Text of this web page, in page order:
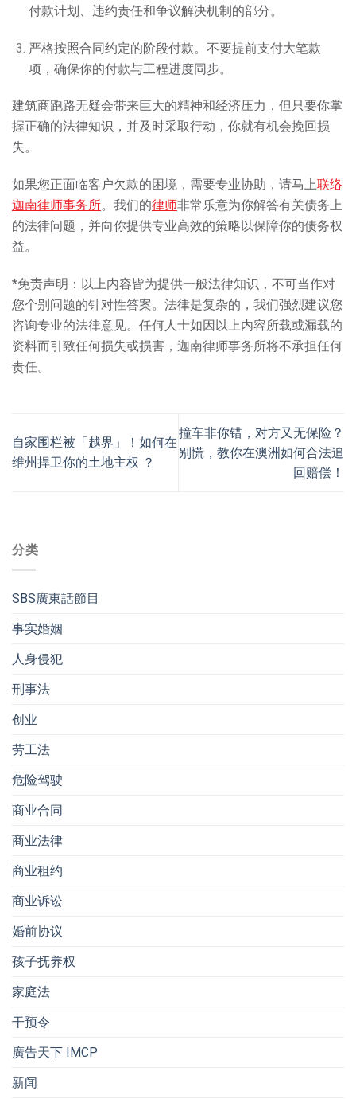
付款计划、违约责任和争议解决机制的部分。
严格按照合同约定的阶段付款。不要提前支付大笔款
项，确保你的付款与工程进度同步。
建筑商跑路无疑会带来巨大的精神和经济压力，但只要你掌
握正确的法律知识，并及时采取行动，你就有机会挽回损
失。
如果您正面临客户欠款的困境，需要专业协助，请马上联络
迦南律师事务所。我们的律师非常乐意为你解答有关债务上
的法律问题，并向你提供专业高效的策略以保障你的债务权
益。
*免责声明：以上内容皆为提供一般法律知识，不可当作对
您个别问题的针对性答案。法律是复杂的，我们强烈建议您
咨询专业的法律意见。任何⼈⼠如因以上内容所载或漏载的
资料⽽引致任何损失或损害，迦南律师事务所将不承担任何
责任。
自家围栏被「越界」！如何在
维州捍卫你的土地主权 ？
撞车非你错，对方又无保险？
别慌，教你在澳洲如何合法追
回赔偿！
分类
SBS廣東話節目
事实婚姻
人身侵犯
刑事法
创业
劳工法
危险驾驶
商业合同
商业法律
商业租约
商业诉讼
婚前协议
孩子抚养权
家庭法
干预令
廣告天下 IMCP
新闻